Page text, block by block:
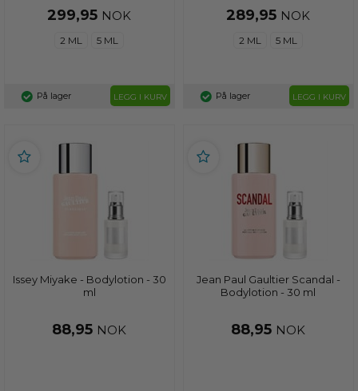
299,95 NOK
2 ML 5 ML
På lager LEGG I KURV
289,95 NOK
2 ML 5 ML
På lager LEGG I KURV
Issey Miyake - Bodylotion - 30
ml
88,95 NOK
Jean Paul Gaultier Scandal -
Bodylotion - 30 ml
88,95 NOK